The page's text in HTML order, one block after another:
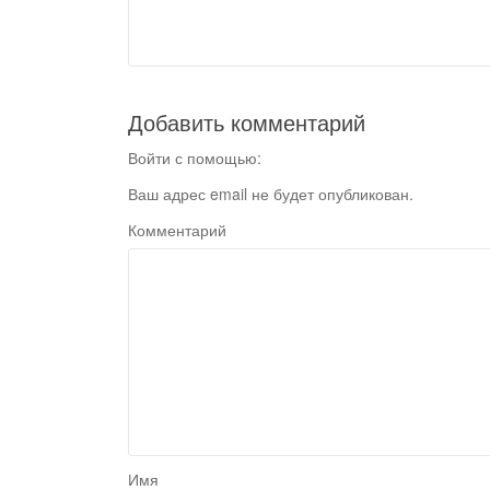
Добавить комментарий
Войти с помощью:
Ваш адрес email не будет опубликован.
Комментарий
Имя